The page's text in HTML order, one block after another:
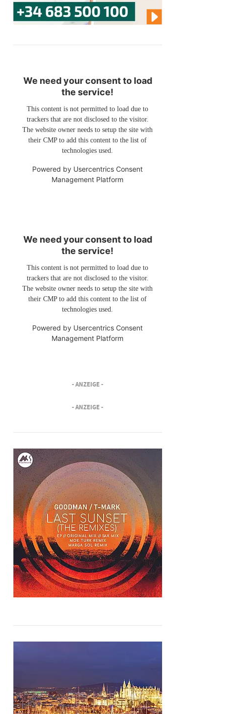
We need your consent to load
the service!
This content is not permitted to load due to
trackers that are not disclosed to the visitor.
The website owner needs to setup the site with
their CMP to add this content to the list of
technologies used.
Powered by Usercentrics Consent
Management Platform
We need your consent to load
the service!
This content is not permitted to load due to
trackers that are not disclosed to the visitor.
The website owner needs to setup the site with
their CMP to add this content to the list of
technologies used.
Powered by Usercentrics Consent
Management Platform
- ANZEIGE -
- ANZEIGE -